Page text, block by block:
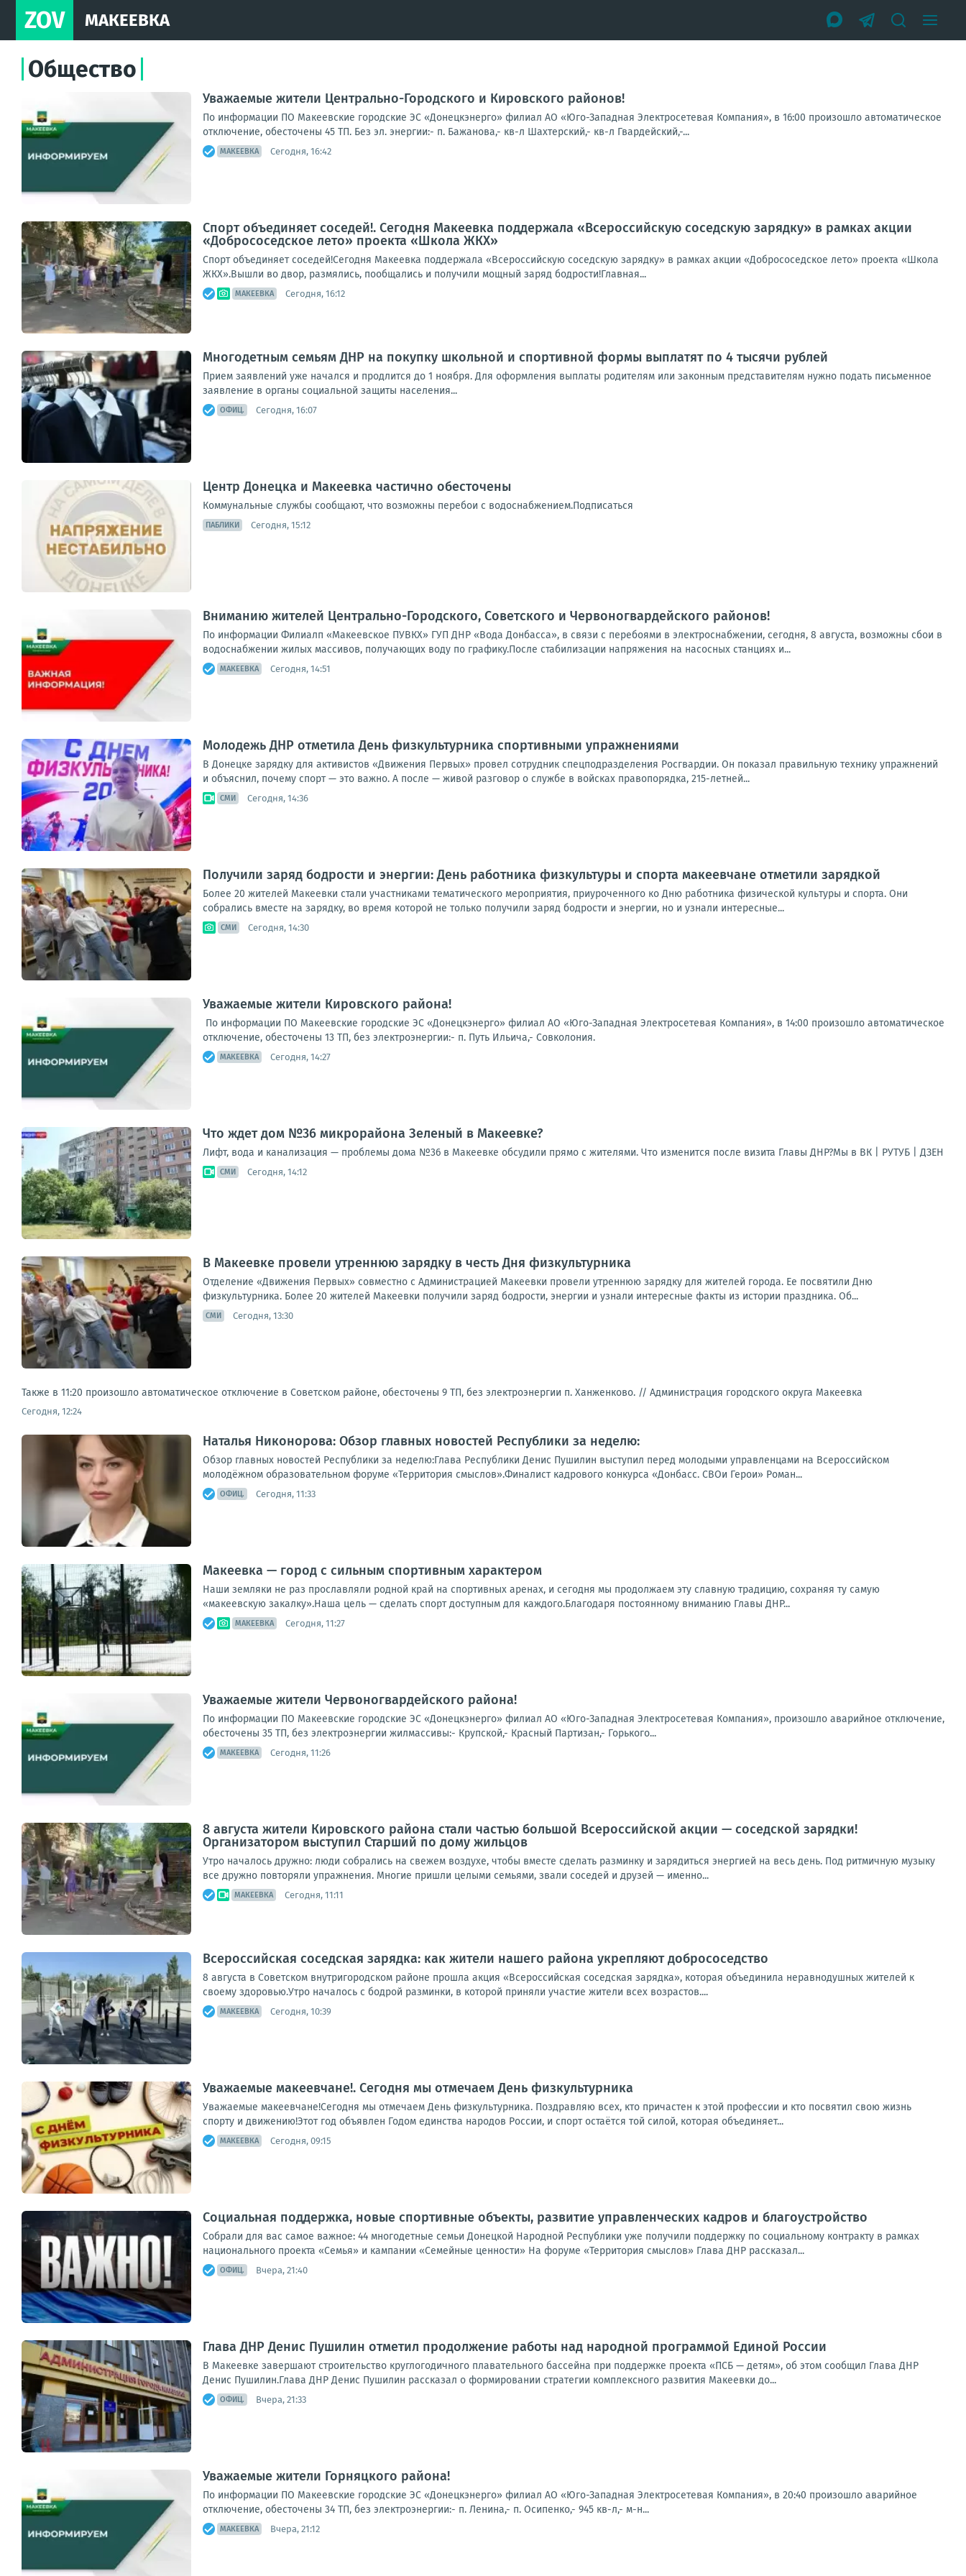
ZOV МАКЕЕВКА
Общество
Уважаемые жители Центрально-Городского и Кировского районов!
По информации ПО Макеевские городские ЭС «Донецкэнерго» филиал АО «Юго-Западная Электросетевая Компания», в 16:00 произошло автоматическое
отключение, обесточены 45 ТП. Без эл. энергии:- п. Бажанова,- кв-л Шахтерский,- кв-л Гвардейский,-...
МАКЕЕВКА Сегодня, 16:42
Спорт объединяет соседей!. Сегодня Макеевка поддержала «Всероссийскую соседскую зарядку» в рамках акции
«Добрососедское лето» проекта «Школа ЖКХ»
Спорт объединяет соседей!Сегодня Макеевка поддержала «Всероссийскую соседскую зарядку» в рамках акции «Добрососедское лето» проекта «Школа
ЖКХ».Вышли во двор, размялись, пообщались и получили мощный заряд бодрости!Главная...
МАКЕЕВКА Сегодня, 16:12
Многодетным семьям ДНР на покупку школьной и спортивной формы выплатят по 4 тысячи рублей
Прием заявлений уже начался и продлится до 1 ноября. Для оформления выплаты родителям или законным представителям нужно подать письменное
заявление в органы социальной защиты населения...
ОФИЦ. Сегодня, 16:07
Центр Донецка и Макеевка частично обесточены
Коммунальные службы сообщают, что возможны перебои с водоснабжением.Подписаться
ПАБЛИКИ Сегодня, 15:12
Вниманию жителей Центрально-Городского, Советского и Червоногвардейского районов!
По информации Филиалп «Макеевское ПУВКХ» ГУП ДНР «Вода Донбасса», в связи с перебоями в электроснабжении, сегодня, 8 августа, возможны сбои в
водоснабжении жилых массивов, получающих воду по графику.После стабилизации напряжения на насосных станциях и...
МАКЕЕВКА Сегодня, 14:51
Молодежь ДНР отметила День физкультурника спортивными упражнениями
В Донецке зарядку для активистов «Движения Первых» провел сотрудник спецподразделения Росгвардии. Он показал правильную технику упражнений
и объяснил, почему спорт — это важно. А после — живой разговор о службе в войсках правопорядка, 215-летней...
СМИ Сегодня, 14:36
Получили заряд бодрости и энергии: День работника физкультуры и спорта макеевчане отметили зарядкой
Более 20 жителей Макеевки стали участниками тематического мероприятия, приуроченного ко Дню работника физической культуры и спорта. Они
собрались вместе на зарядку, во время которой не только получили заряд бодрости и энергии, но и узнали интересные...
СМИ Сегодня, 14:30
Уважаемые жители Кировского района!
По информации ПО Макеевские городские ЭС «Донецкэнерго» филиал АО «Юго-Западная Электросетевая Компания», в 14:00 произошло автоматическое
отключение, обесточены 13 ТП, без электроэнергии:- п. Путь Ильича,- Совколония.
МАКЕЕВКА Сегодня, 14:27
Что ждет дом №36 микрорайона Зеленый в Макеевке?
Лифт, вода и канализация — проблемы дома №36 в Макеевке обсудили прямо с жителями. Что изменится после визита Главы ДНР?Мы в ВК | РУТУБ | ДЗЕН
СМИ Сегодня, 14:12
В Макеевке провели утреннюю зарядку в честь Дня физкультурника
Отделение «Движения Первых» совместно с Администрацией Макеевки провели утреннюю зарядку для жителей города. Ее посвятили Дню
физкультурника. Более 20 жителей Макеевки получили заряд бодрости, энергии и узнали интересные факты из истории праздника. Об...
СМИ Сегодня, 13:30
Также в 11:20 произошло автоматическое отключение в Советском районе, обесточены 9 ТП, без электроэнергии п. Ханженково. // Администрация городского округа Макеевка
Сегодня, 12:24
Наталья Никонорова: Обзор главных новостей Республики за неделю:
Обзор главных новостей Республики за неделю:Глава Республики Денис Пушилин выступил перед молодыми управленцами на Всероссийском
молодёжном образовательном форуме «Территория смыслов».Финалист кадрового конкурса «Донбасс. СВОи Герои» Роман...
ОФИЦ. Сегодня, 11:33
Макеевка — город с сильным спортивным характером
Наши земляки не раз прославляли родной край на спортивных аренах, и сегодня мы продолжаем эту славную традицию, сохраняя ту самую
«макеевскую закалку».Наша цель — сделать спорт доступным для каждого.Благодаря постоянному вниманию Главы ДНР...
МАКЕЕВКА Сегодня, 11:27
Уважаемые жители Червоногвардейского района!
По информации ПО Макеевские городские ЭС «Донецкэнерго» филиал АО «Юго-Западная Электросетевая Компания», произошло аварийное отключение,
обесточены 35 ТП, без электроэнергии жилмассивы:- Крупской,- Красный Партизан,- Горького...
МАКЕЕВКА Сегодня, 11:26
8 августа жители Кировского района стали частью большой Всероссийской акции — соседской зарядки!
Организатором выступил Старший по дому жильцов
Утро началось дружно: люди собрались на свежем воздухе, чтобы вместе сделать разминку и зарядиться энергией на весь день. Под ритмичную музыку
все дружно повторяли упражнения. Многие пришли целыми семьями, звали соседей и друзей — именно...
МАКЕЕВКА Сегодня, 11:11
Всероссийская соседская зарядка: как жители нашего района укрепляют добрососедство
8 августа в Советском внутригородском районе прошла акция «Всероссийская соседская зарядка», которая объединила неравнодушных жителей к
своему здоровью.Утро началось с бодрой разминки, в которой приняли участие жители всех возрастов....
МАКЕЕВКА Сегодня, 10:39
Уважаемые макеевчане!. Сегодня мы отмечаем День физкультурника
Уважаемые макеевчане!Сегодня мы отмечаем День физкультурника. Поздравляю всех, кто причастен к этой профессии и кто посвятил свою жизнь
спорту и движению!Этот год объявлен Годом единства народов России, и спорт остаётся той силой, которая объединяет...
МАКЕЕВКА Сегодня, 09:15
Социальная поддержка, новые спортивные объекты, развитие управленческих кадров и благоустройство
Собрали для вас самое важное: 44 многодетные семьи Донецкой Народной Республики уже получили поддержку по социальному контракту в рамках
национального проекта «Семья» и кампании «Семейные ценности» На форуме «Территория смыслов» Глава ДНР рассказал...
ОФИЦ. Вчера, 21:40
Глава ДНР Денис Пушилин отметил продолжение работы над народной программой Единой России
В Макеевке завершают строительство круглогодичного плавательного бассейна при поддержке проекта «ПСБ — детям», об этом сообщил Глава ДНР
Денис Пушилин.Глава ДНР Денис Пушилин рассказал о формировании стратегии комплексного развития Макеевки до...
ОФИЦ. Вчера, 21:33
Уважаемые жители Горняцкого района!
По информации ПО Макеевские городские ЭС «Донецкэнерго» филиал АО «Юго-Западная Электросетевая Компания», в 20:40 произошло аварийное
отключение, обесточены 34 ТП, без электроэнергии:- п. Ленина,- п. Осипенко,- 945 кв-л,- м-н...
МАКЕЕВКА Вчера, 21:12